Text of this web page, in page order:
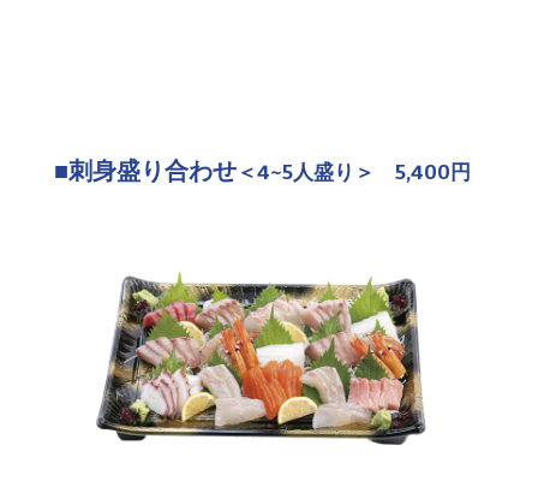
■刺身盛り合わせ ＜4~5人盛り＞ 5,400円